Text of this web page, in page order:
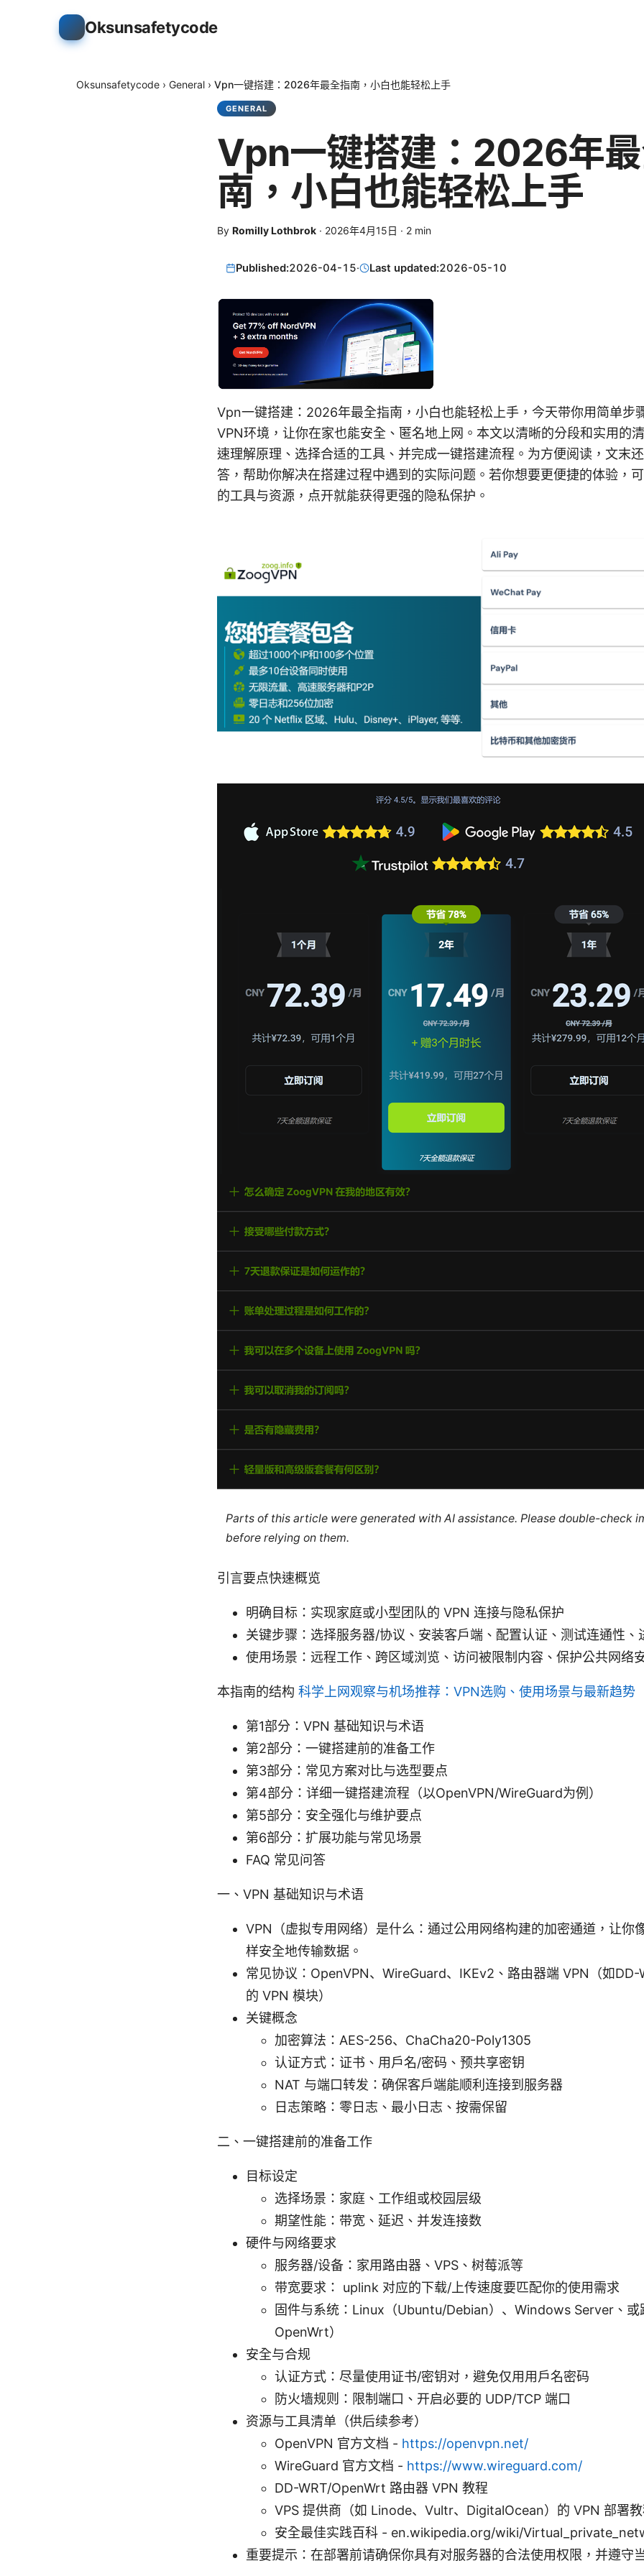
Oksunsafetycode
Oksunsafetycode › General › Vpn一键搭建：2026年最全指南，小白也能轻松上手
GENERAL
Vpn一键搭建：2026年
南，小白也能轻松上手
By Romilly Lothbrok · 2026年4月15日 · 2 min
Published:2026-04-15· Last updated:2026-05-10
Vpn一键搭建：2026年最全指南，小白也能轻松上手，今天带你用简单步
VPN环境，让你在家也能安全、匿名地上网。本文以清晰的分段和实用的
速理解原理、选择合适的工具、并完成一键搭建流程。为方便阅读，文末
答，帮助你解决在搭建过程中遇到的实际问题。若你想要更便捷的体验，
的工具与资源，点开就能获得更强的隐私保护。
Parts of this article were generated with AI assistance. Please double-check
before relying on them.
引言要点快速概览
明确目标：实现家庭或小型团队的 VPN 连接与隐私保护
关键步骤：选择服务器/协议、安装客户端、配置认证、测试连通性、
使用场景：远程工作、跨区域浏览、访问被限制内容、保护公共网络
本指南的结构 科学上网观察与机场推荐：VPN选购、使用场景与最新趋势
第1部分：VPN 基础知识与术语
第2部分：一键搭建前的准备工作
第3部分：常见方案对比与选型要点
第4部分：详细一键搭建流程（以OpenVPN/WireGuard为例）
第5部分：安全强化与维护要点
第6部分：扩展功能与常见场景
FAQ 常见问答
一、VPN 基础知识与术语
VPN（虚拟专用网络）是什么：通过公用网络构建的加密通道，让你
样安全地传输数据。
常见协议：OpenVPN、WireGuard、IKEv2、路由器端 VPN（如
的 VPN 模块）
关键概念
加密算法：AES-256、ChaCha20-Poly1305
认证方式：证书、用户名/密码、预共享密钥
NAT 与端口转发：确保客户端能顺利连接到服务器
日志策略：零日志、最小日志、按需保留
二、一键搭建前的准备工作
目标设定
选择场景：家庭、工作组或校园层级
期望性能：带宽、延迟、并发连接数
硬件与网络要求
服务器/设备：家用路由器、VPS、树莓派等
带宽要求： uplink 对应的下载/上传速度要匹配你的使用需求
固件与系统：Linux（Ubuntu/Debian）、Windows Server、或
OpenWrt）
安全与合规
认证方式：尽量使用证书/密钥对，避免仅用用户名密码
防火墙规则：限制端口、开启必要的 UDP/TCP 端口
资源与工具清单（供后续参考）
OpenVPN 官方文档 - https://openvpn.net/
WireGuard 官方文档 - https://www.wireguard.com/
DD-WRT/OpenWrt 路由器 VPN 教程
VPS 提供商（如 Linode、Vultr、DigitalOcean）的 VPN 部署
安全最佳实践百科 - en.wikipedia.org/wiki/
重要提示：在部署前请确保你具有对服务器的合法使用权限，并遵守